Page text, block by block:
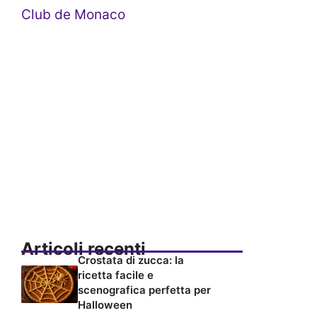
Club de Monaco
Articoli recenti
Crostata di zucca: la
ricetta facile e
scenografica perfetta per
Halloween